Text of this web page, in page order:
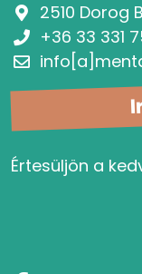
Értesüljön a
2510 Dorog
+36 33 331